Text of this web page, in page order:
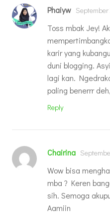
Phaiyw September
Toss mbak Jey!
karir yang
duni blogging.
lagi kan.
paling benerrr
Reply
Chairina
Wow bisa
mba ? Keren
sih. Semoga
Aamiin